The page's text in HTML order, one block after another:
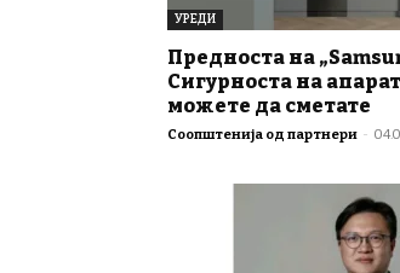
УРЕДИ
Предноста на
Сигурноста на
можете да сметате
Соопштенија од партнери -